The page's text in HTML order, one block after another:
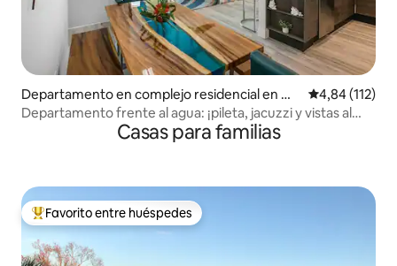
Departamento en complejo residencial en Me
rritt Island
Calificación
4,84 (112)
Departamento frente al agua: ¡pileta, jacuzzi y vistas al
Casas para familias
Favorito entre los huéspedes más destacados
Favorito entre huéspedes